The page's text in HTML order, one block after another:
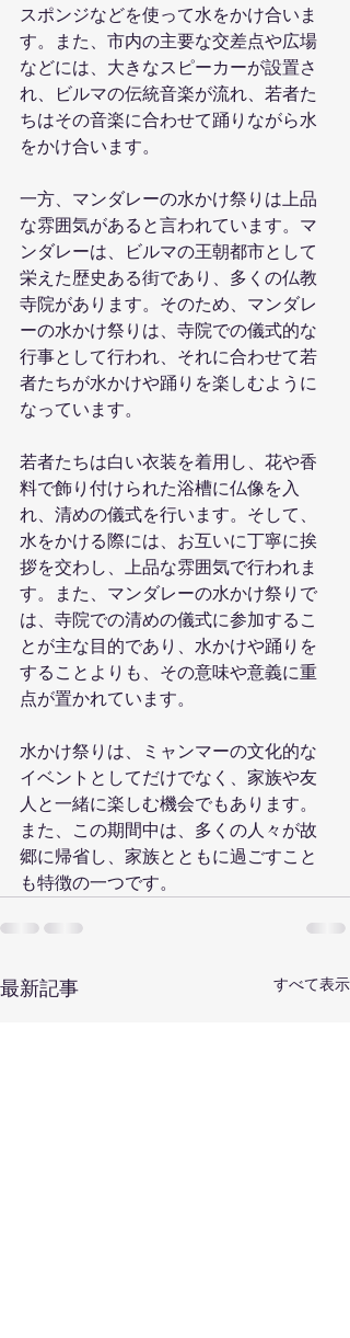
スポンジなどを使って水をかけ合いま
す。また、市内の主要な交差点や広場
などには、大きなスピーカーが設置さ
れ、ビルマの伝統音楽が流れ、若者た
ちはその音楽に合わせて踊りながら水
をかけ合います。
一方、マンダレーの水かけ祭りは上品
な雰囲気があると言われています。マ
ンダレーは、ビルマの王朝都市として
栄えた歴史ある街であり、多くの仏教
寺院があります。そのため、マンダレ
ーの水かけ祭りは、寺院での儀式的な
行事として行われ、それに合わせて若
者たちが水かけや踊りを楽しむように
なっています。
若者たちは白い衣装を着用し、花や香
料で飾り付けられた浴槽に仏像を入
れ、清めの儀式を行います。そして、
水をかける際には、お互いに丁寧に挨
拶を交わし、上品な雰囲気で行われま
す。また、マンダレーの水かけ祭りで
は、寺院での清めの儀式に参加するこ
とが主な目的であり、水かけや踊りを
することよりも、その意味や意義に重
点が置かれています。
水かけ祭りは、ミャンマーの文化的な
イベントとしてだけでなく、家族や友
人と一緒に楽しむ機会でもあります。
また、この期間中は、多くの人々が故
郷に帰省し、家族とともに過ごすこと
も特徴の一つです。
最新記事 すべて表示